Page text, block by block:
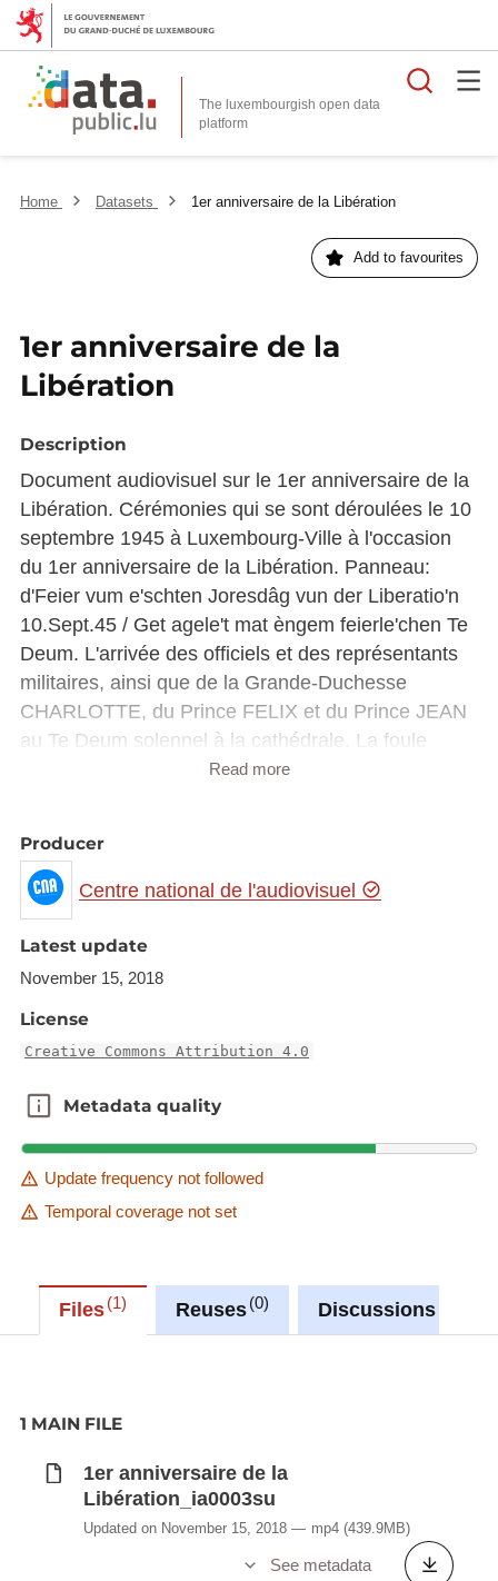
The luxembourgish open data
platform
Home Datasets 1er anniversaire de la Libération
Add to favourites
1er anniversaire de la
Libération
Description
Document audiovisuel sur le 1er anniversaire de la
Libération. Cérémonies qui se sont déroulées le 10
septembre 1945 à Luxembourg-Ville à l'occasion
du 1er anniversaire de la Libération. Panneau:
d'Feier vum e'schten Joresdâg vun der Liberatio'n
10.Sept.45 / Get agele't mat èngem feierle'chen Te
Deum. L'arrivée des officiels et des représentants
militaires, ainsi que de la Grande-Duchesse
CHARLOTTE, du Prince FELIX et du Prince JEAN
au Te Deum solennel à la cathédrale. La foule
devant la cathédrale (rue Notre-Dame) Panneau:
aux Morts (Gëlle Fra), le Ministre d'Etat Pierre
DUPONG dépose une gerbe ainsi que les
associations patriotiques. La Force Armée s'en va
précédée de la Musique militaire. La Grande-
Duchesse salue la population depuis une fenêtre
Parad. La Grande-Duchesse assiste à une parade
des troupes alliées en compagnie d'officiers
étrangers, du Prince Félix, du Prince Jean et du
Ministre d'Etat. La population est massée le long de
l'Avenue de la Liberté et sur le Pont Adolphe.
Cartons luxembourgeois.
Read more
Producer
Centre national de l'audiovisuel
Latest update
November 15, 2018
License
Creative Commons Attribution 4.0
Metadata quality
Metadata quality
Update frequency not followed
Temporal coverage not set
Files 1 Reuses 0 Discussions
1 MAIN FILE
1er anniversaire de la
Libération_ia0003su
Updated on November 15, 2018 mp4 (439.9MB)
See metadata